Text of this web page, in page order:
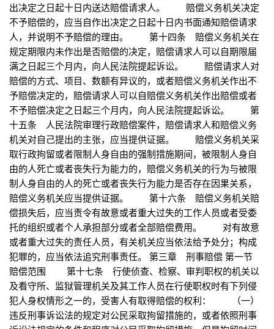
出决定之日起十日内送达赔偿请求人。 赔偿义务机关决定
不予赔偿的，应当自作出决定之日起十日内书面通知赔偿请求
人，并说明不予赔偿的理由。 第十四条 赔偿义务机关在
规定期限内未作出是否赔偿的决定，赔偿请求人可以自期限届
满之日起三个月内，向人民法院提起诉讼。 赔偿请求人对
赔偿的方式、项目、数额有异议的，或者赔偿义务机关作出不
予赔偿决定的，赔偿请求人可以自赔偿义务机关作出赔偿或者
不予赔偿决定之日起三个月内，向人民法院提起诉讼。 第
十五条 人民法院审理行政赔偿案件，赔偿请求人和赔偿义务
机关对自己提出的主张，应当提供证据。 赔偿义务机关采
取行政拘留或者限制人身自由的强制措施期间，被限制人身自
由的人死亡或者丧失行为能力的，赔偿义务机关的行为与被限
制人身自由的人的死亡或者丧失行为能力是否存在因果关系，
赔偿义务机关应当提供证据。 第十六条 赔偿义务机关赔
偿损失后，应当责令有故意或者重大过失的工作人员或者受委
托的组织或者个人承担部分或者全部赔偿费用。 对有故意
或者重大过失的责任人员，有关机关应当依法给予处分；构成
犯罪的，应当依法追究刑事责任。 第三章 刑事赔偿 第一节
赔偿范围 第十七条 行使侦查、检察、审判职权的机关以
及看守所、监狱管理机关及其工作人员在行使职权时有下列侵
犯人身权情形之一的，受害人有取得赔偿的权利： （一）
违反刑事诉讼法的规定对公民采取拘留措施的，或者依照刑事